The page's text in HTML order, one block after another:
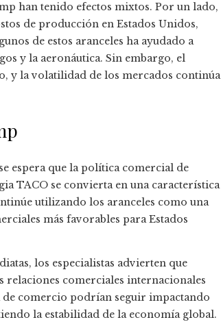
han tenido efectos mixtos. Por un lado,
de producción en Estados Unidos,
de estos aranceles ha ayudado a
y la aeronáutica. Sin embargo, el
y la volatilidad de los mercados continúa
espera que la política comercial de
TACO se convierta en una característica
utilizando los aranceles como una
más favorables para Estados
los especialistas advierten que
comerciales internacionales
comercio podrían seguir impactando
la estabilidad de la economía global.